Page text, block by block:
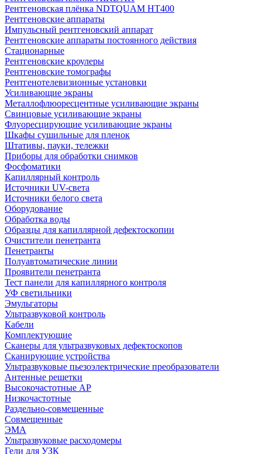
Рентгеновская плёнка NDTQUAM HT400
Рентгеновские аппараты
Импульсный рентгеновский аппарат
Рентгеновские аппараты постоянного действия
Стационарные
Рентгеновские кроулеры
Рентгеновские томографы
Рентгенотелевизионные установки
Усиливающие экраны
Металлофлюоресцентные усиливающие экраны
Свинцовые усиливающие экраны
Флуоресцирующие усиливающие экраны
Шкафы сушильные для пленок
Штативы, пауки, тележки
Приборы для обработки снимков
Фосфоматики
Капиллярный контроль
Источники UV-света
Источники белого света
Оборудование
Обработка воды
Образцы для капиллярной дефектоскопии
Очистители пенетранта
Пенетранты
Полуавтоматические линии
Проявители пенетранта
Тест панели для капиллярного контроля
УФ светильники
Эмульгаторы
Ультразвуковой контроль
Кабели
Комплектующие
Сканеры для ультразвуковых дефектоскопов
Сканирующие устройства
Ультразвуковые пьезоэлектрические преобразователи
Антенные решетки
Высокочастотные АР
Низкочастотные
Раздельно-совмещенные
Совмещенные
ЭМА
Ультразвуковые расходомеры
Гели для УЗК